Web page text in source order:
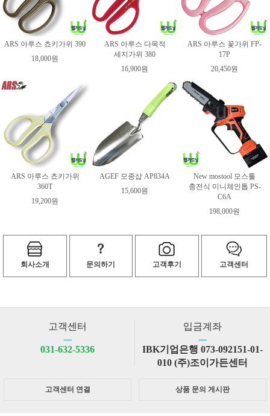
ARS 아루스 쵸키가위 390
18,000원
ARS 아루스 다목적
세지가위 380
16,900원
ARS 아루스 꽃가위 FP-
17P
20,450원
ARS 아루스 쵸키가위
360T
19,200원
AGEF 모종삽 AP834A
15,600원
New mostool 모스툴
충전식 미니체인톱 PS-
C6A
198,000원
회사소개 문의하기 고객후기 고객센터
고객센터
ㅡ
031-632-5336
입금계좌
ㅡ
IBK기업은행 073-092151-01-
010 (주)조이가든센터
고객센터 연결 상품 문의 게시판